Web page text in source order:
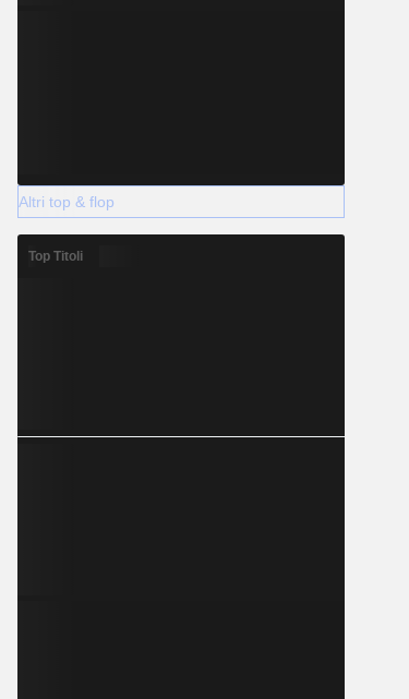
Altri top & flop
Top Titoli